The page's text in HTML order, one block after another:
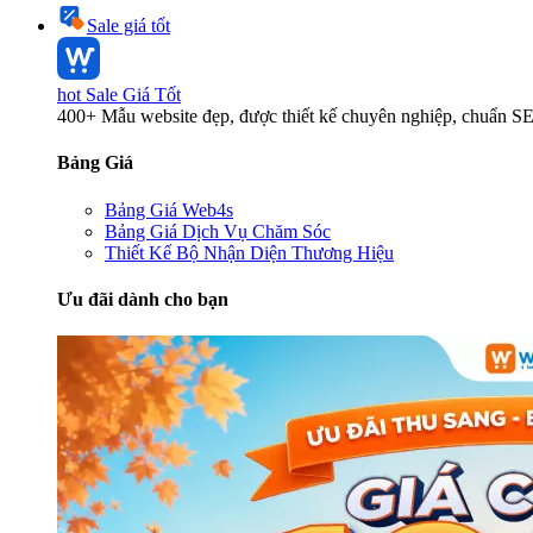
Sale giá tốt
hot Sale Giá Tốt
400+ Mẫu website đẹp, được thiết kế chuyên nghiệp, chuẩn
Bảng Giá
Bảng Giá Web4s
Bảng Giá Dịch Vụ Chăm Sóc
Thiết Kế Bộ Nhận Diện Thương Hiệu
Ưu đãi dành cho bạn